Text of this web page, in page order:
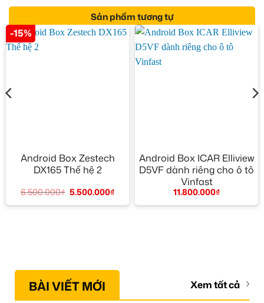
Sản phẩm tương tự
-15%
Android Box Zestech
DX165 Thế hệ 2
6.500.000₫ 5.500.000₫
Android Box ICAR Elliview
D5VF dành riêng cho ô tô
Vinfast
11.800.000₫
BÀI VIẾT MỚI Xem tất cả